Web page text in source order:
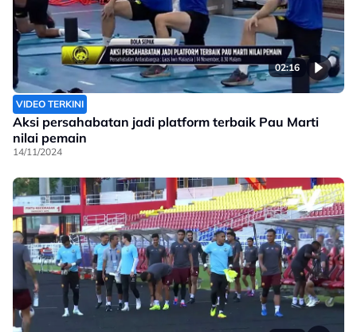
02:16
VIDEO TERKINI
Aksi persahabatan jadi platform terbaik Pau Marti
nilai pemain
14/11/2024